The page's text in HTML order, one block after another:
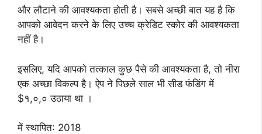
और लौटाने की आवश्यकता होती है। सबसे अच्छी बात यह है कि
आपको आवेदन करने के लिए उच्च क्रेडिट स्कोर की आवश्यकता
नहीं है।
इसलिए, यदि आपको तत्काल कुछ पैसे की आवश्यकता है, तो नीरा
एक अच्छा विकल्प है। ऐप ने पिछले साल भी सीड फंडिंग में
$१,०,० उठाया था ।
में स्थापित: 2018